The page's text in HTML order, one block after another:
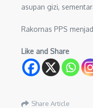
asupan gizi,
Rakornas PPS
Like and Share
Share Article